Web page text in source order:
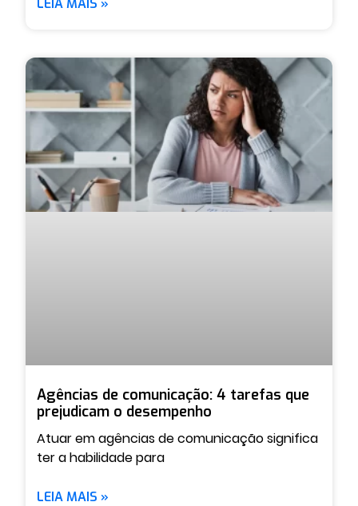
LEIA MAIS »
Agências de comunicação: 4 tarefas que
prejudicam o desempenho
Atuar em agências de comunicação significa
ter a habilidade para
LEIA MAIS »